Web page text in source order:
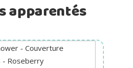
apparentés